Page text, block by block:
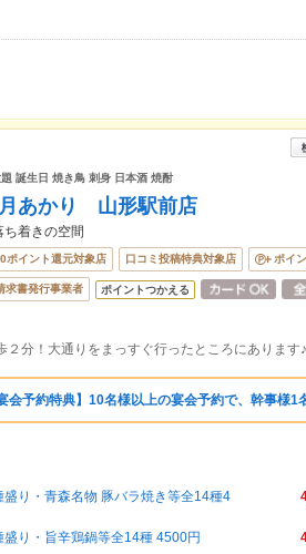
誕生日 焼き鳥 刺身 日本酒 焼酎
あかり 山形駅前店
着きの空間
ポイント還元対象店 口コミ投稿特典対象店 ポイ
求書発行事業者 ポイントつかえる
宴会予約特典】10名様以上の宴会予約で、幹事様1
り・青森名物 豚バラ焼き等全14種4
り・旨辛鶏鍋等全14種 4500円